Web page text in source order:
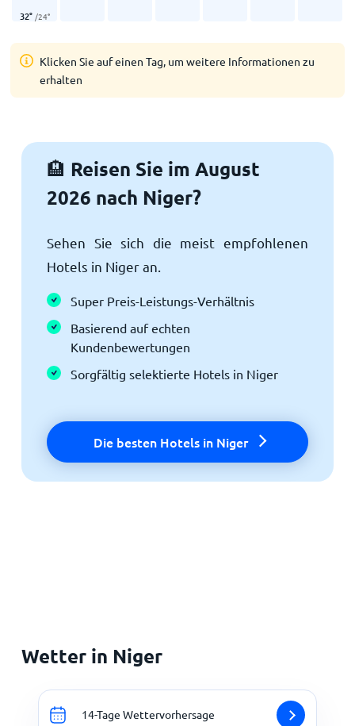
32° /24°
Klicken Sie auf einen Tag, um weitere Informationen zu
erhalten
🏨 Reisen Sie im August
2026 nach Niger?
Sehen Sie sich die meist empfohlenen
Hotels in Niger an.
Super Preis-Leistungs-Verhältnis
Basierend auf echten
Kundenbewertungen
Sorgfältig selektierte Hotels in Niger
Die besten Hotels in Niger
Wetter in Niger
14-Tage Wettervorhersage